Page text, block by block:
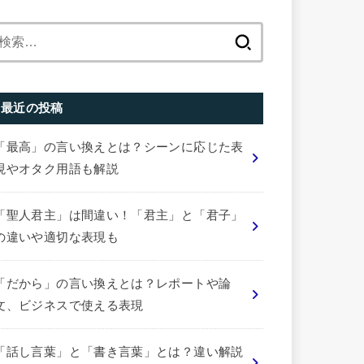
最近の投稿
最高」の言い換えとは？シーンに応じた表
やオタク用語も解説
聖人君主」は間違い！「君主」と「君子」
違いや適切な表現も
だから」の言い換えとは？レポートや論
、ビジネスで使える表現
話し言葉」と「書き言葉」とは？違い解説